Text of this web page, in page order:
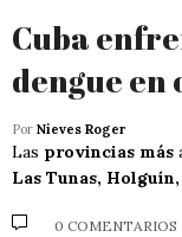
Cuba
dengue en
Por Nieves Roger
Las provincias más
Las Tunas,
0 COMENTARIOS